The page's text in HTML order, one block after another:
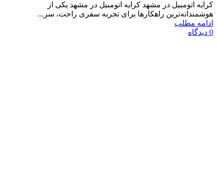
کرایه اتومبیل در مشهد کرایه اتومبیل در مشهد یکی از
هوشمندانه‌ترین راهکارها برای تجربه سفری راحت، سر...
ادامه مطلب
0 دیدگاه